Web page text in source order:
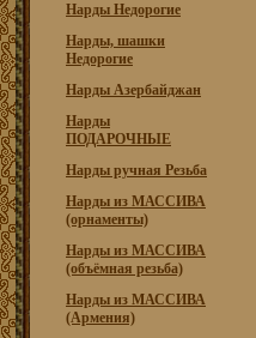
Нарды Недорогие
Нарды, шашки
Недорогие
Нарды Азербайджан
Нарды
ПОДАРОЧНЫЕ
Нарды ручная Резьба
Нарды из МАССИВА
(орнаменты)
Нарды из МАССИВА
(объёмная резьба)
Нарды из МАССИВА
(Армения)